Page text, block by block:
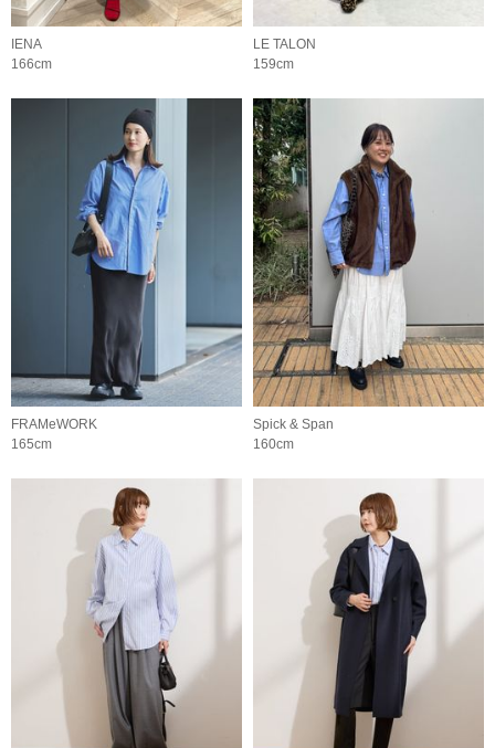
IENA
166cm
LE TALON
159cm
FRAMeWORK
165cm
Spick & Span
160cm